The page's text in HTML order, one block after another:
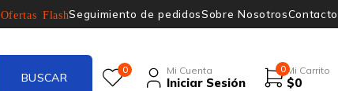
Ofertas FlashSeguimiento de pedidosSobre NosotrosContacto
0 Mi Cuenta
Iniciar Sesión
0 Mi Carrito
$0